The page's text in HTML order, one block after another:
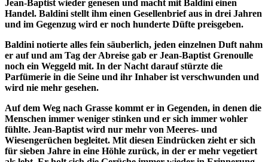
Jean-Baptist wieder genesen und macht mit Baldini einen
Handel. Baldini stellt ihm einen Gesellenbrief aus in drei Jahren
und im Gegenzug wird er noch hunderte Düfte preisgeben.
Baldini notierte alles fein säuberlich, jeden einzelnen Duft nahm
er auf und am Tag der Abreise gab er Jean-Baptist Grenoulle
noch ein Weggeld mit. In der Nacht darauf stürzte die
Parfümerie in die Seine und ihr Inhaber ist verschwunden und
wird nie mehr gesehen.
Auf dem Weg nach Grasse kommt er in Gegenden, in denen die
Menschen immer weniger stinken und er sich immer wohler
fühlte. Jean-Baptist wird nur mehr von Meeres- und
Wiesengerüchen begleitet. Mit diesen Eindrücken zieht er sich
für sieben Jahre in eine Höhle zurück, in der er mehr vegetiert